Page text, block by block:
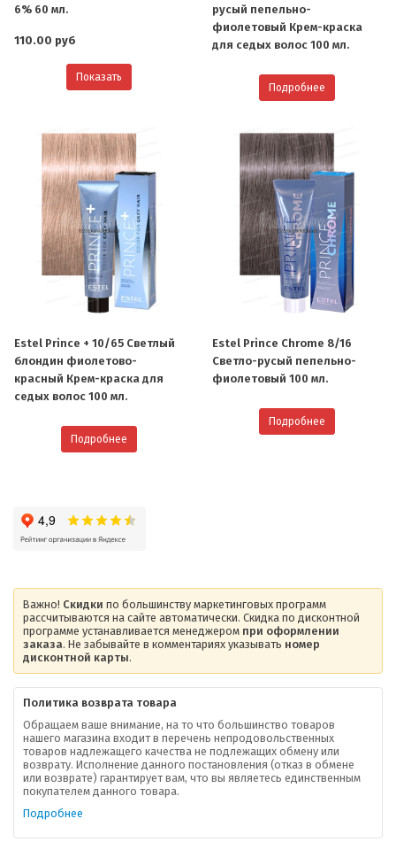
6% 60 мл.
110.00 руб
Показать
русый пепельно-
фиолетовый Крем-краска
для седых волос 100 мл.
Подробнее
Estel Prince + 10/65 Светлый
блондин фиолетово-
красный Крем-краска для
седых волос 100 мл.
Подробнее
Estel Prince Chrome 8/16
Светло-русый пепельно-
фиолетовый 100 мл.
Подробнее
Важно! Скидки по большинству маркетинговых программ
рассчитываются на сайте автоматически. Скидка по дисконтной
программе устанавливается менеджером при оформлении
заказа. Не забывайте в комментариях указывать номер
дисконтной карты.
Политика возврата товара
Обращаем ваше внимание, на то что большинство товаров
нашего магазина входит в перечень непродовольственных
товаров надлежащего качества не подлежащих обмену или
возврату. Исполнение данного постановления (отказ в обмене
или возврате) гарантирует вам, что вы являетесь единственным
покупателем данного товара.
Подробнее
О компании
Ваша скидка
Контактная информация